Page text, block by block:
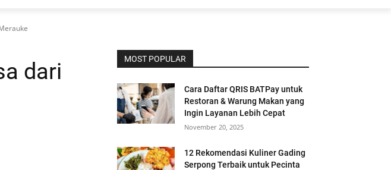
dari
MOST POPULAR
Cara Daftar QRIS BATPay untuk
Restoran & Warung Makan yang
Ingin Layanan Lebih Cepat
November 20, 2025
12 Rekomendasi Kuliner Gading
Serpong Terbaik untuk Pecinta